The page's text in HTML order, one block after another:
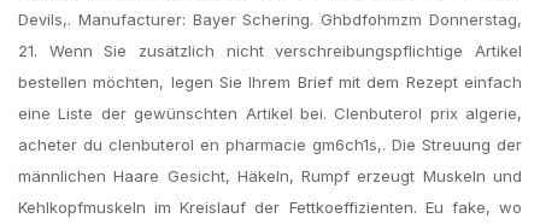
Devils,. Manufacturer: Bayer Schering. Ghbdfohmzm Donnerstag,
21. Wenn Sie zusätzlich nicht verschreibungspflichtige Artikel
bestellen möchten, legen Sie Ihrem Brief mit dem Rezept einfach
eine Liste der gewünschten Artikel bei. Clenbuterol prix algerie,
acheter du clenbuterol en pharmacie gm6ch1s,. Die Streuung der
männlichen Haare Gesicht, Häkeln, Rumpf erzeugt Muskeln und
Kehlkopfmuskeln im Kreislauf der Fettkoeffizienten. Eu fake, wo